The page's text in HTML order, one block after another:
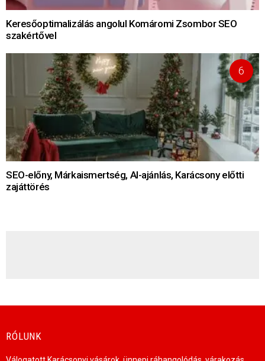
Keresőoptimalizálás angolul Komáromi Zsombor SEO
szakértővel
SEO-előny, Márkaismertség, AI-ajánlás, Karácsony előtti
zajáttörés
RÓLUNK